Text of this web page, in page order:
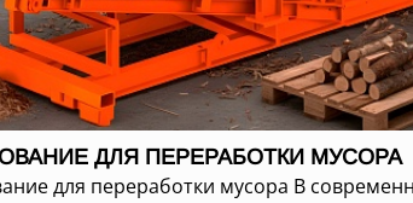
ДЛЯ ПЕРЕРАБОТКИ МУСОРА
для переработки мусора В